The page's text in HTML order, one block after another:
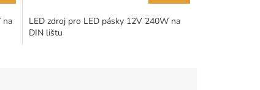
na
LED zdroj pro LED pásky 12V 240W na
DIN lištu